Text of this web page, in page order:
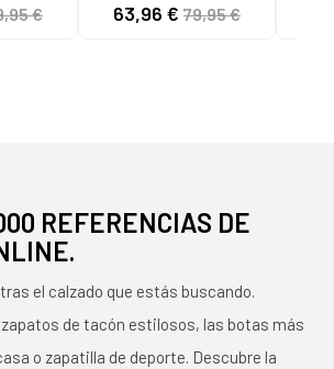
€
NEGRO
63,96 € 79,95 €
REFERENCIAS DE
el calzado que estás buscando.
de tacón estilosos, las botas más
o zapatilla de deporte. Descubre la